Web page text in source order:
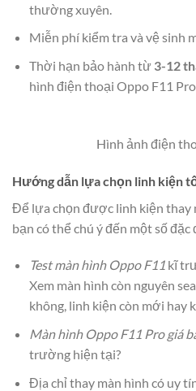
thường xuyên.
Miễn phí kiểm tra và vệ sinh
Thời hạn bảo hành từ 3-12
hình điện thoại Oppo F11
Hình ảnh điện
Hướng dẫn lựa chọn linh kiện
Để lựa chọn được linh kiện thay
bạn có thể chú ý đến một số đặc
Test màn hình Oppo F11kĩ
Xem màn hình còn nguyên
không, linh kiện còn mới hay
Màn hình Oppo F11 Pro giá
trường hiện tại?
Địa chỉ thay màn hình có uy